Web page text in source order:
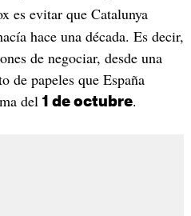
es evitar que Catalunya
hace una década. Es decir,
de negociar, desde una
de papeles que España
del 1 de octubre.